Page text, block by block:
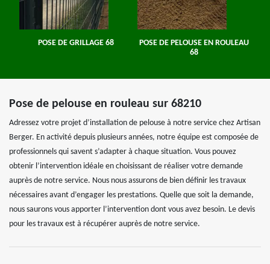
POSE DE GRILLAGE 68
POSE DE PELOUSE EN ROULEAU
68
Pose de pelouse en rouleau sur 68210
Adressez votre projet d’installation de pelouse à notre service chez Artisan
Berger. En activité depuis plusieurs années, notre équipe est composée de
professionnels qui savent s’adapter à chaque situation. Vous pouvez
obtenir l’intervention idéale en choisissant de réaliser votre demande
auprès de notre service. Nous nous assurons de bien définir les travaux
nécessaires avant d’engager les prestations. Quelle que soit la demande,
nous saurons vous apporter l’intervention dont vous avez besoin. Le devis
pour les travaux est à récupérer auprès de notre service.